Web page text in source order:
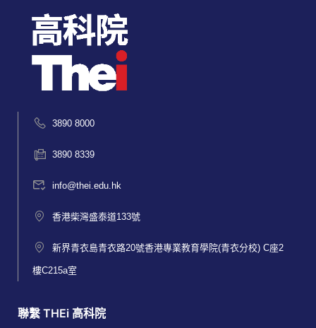
3890 8000
3890 8339
info@thei.edu.hk
香港柴灣盛泰道133號
新界青衣島青衣路20號香港專業教育學院(青衣分校) C座2
樓C215a室
聯繫 THEi 高科院